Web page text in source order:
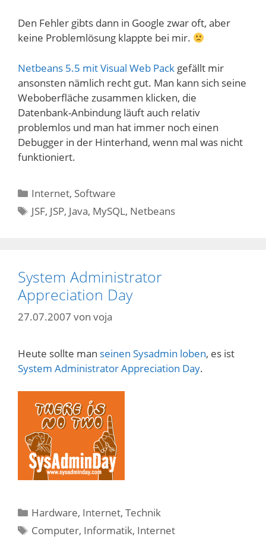
Den Fehler gibts dann in Google zwar oft, aber
keine Problemlösung klappte bei mir.
Netbeans 5.5 mit Visual Web Pack gefällt mir
ansonsten nämlich recht gut. Man kann sich seine
Weboberfläche zusammen klicken, die
Datenbank-Anbindung läuft auch relativ
problemlos und man hat immer noch einen
Debugger in der Hinterhand, wenn mal was nicht
funktioniert.
Kategorien
Internet, Software
Schlagwörter
JSF, JSP, Java, MySQL, Netbeans
System Administrator
Appreciation Day
27.07.2007 von voja
Heute sollte man seinen Sysadmin loben, es ist
System Administrator Appreciation Day.
Kategorien
Hardware, Internet,Technik
Schlagwörter
Computer, Informatik, Internet